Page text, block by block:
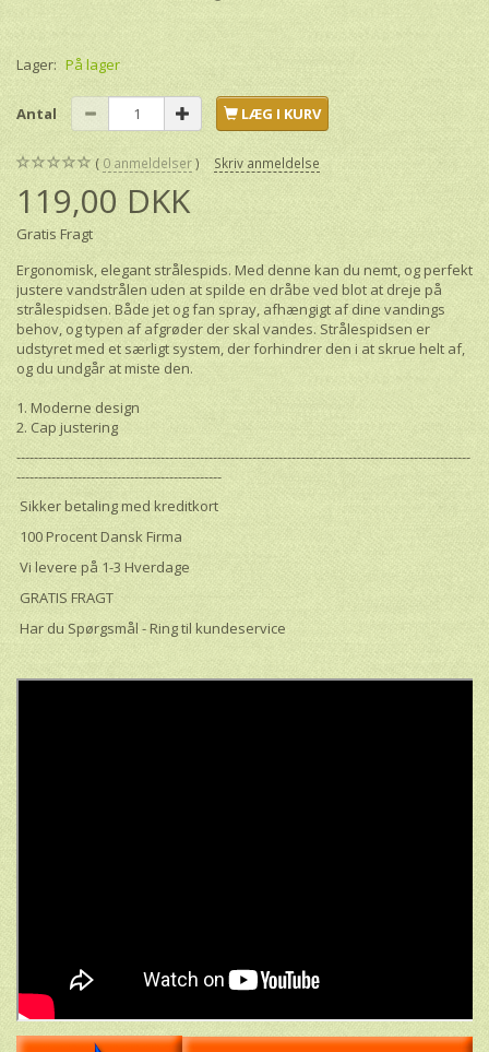
Lager: På lager
Antal LÆG I KURV
0 anmeldelser Skriv anmeldelse
119,00 DKK
Gratis Fragt
Ergonomisk, elegant strålespids. Med denne kan du nemt, og perfekt
justere vandstrålen uden at spilde en dråbe ved blot at dreje på
strålespidsen. Både jet og fan spray, afhængigt af dine vandings
behov, og typen af afgrøder der skal vandes. Strålespidsen er
udstyret med et særligt system, der forhindrer den i at skrue helt af,
og du undgår at miste den.
1. Moderne design
2. Cap justering
--------------------------------------------------------------------------------------------------------
-----------------------------------------------
Sikker betaling med kreditkort
100 Procent Dansk Firma
Vi levere på 1-3 Hverdage
GRATIS FRAGT
Har du Spørgsmål - Ring til kundeservice